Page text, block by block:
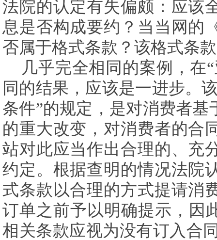
法院的认定有失偏颇：应该
息是否构成要约？当当网的
否属于格式条款？该格式条
几乎完全相同的案例，在
同的结果，应该是一进步。
条件”的规定，是对消费者
的重大改变，对消费者的合
站对此应当作出合理的、充
约定。根据查明的情况法院
式条款以合理的方式提请消
订单之前予以明确提示，因
相关条款应视为没有订入合